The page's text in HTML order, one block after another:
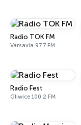
Radio TOK FM
Varsavia 97.7 FM
Radio Fest
Gliwice 100.2 FM